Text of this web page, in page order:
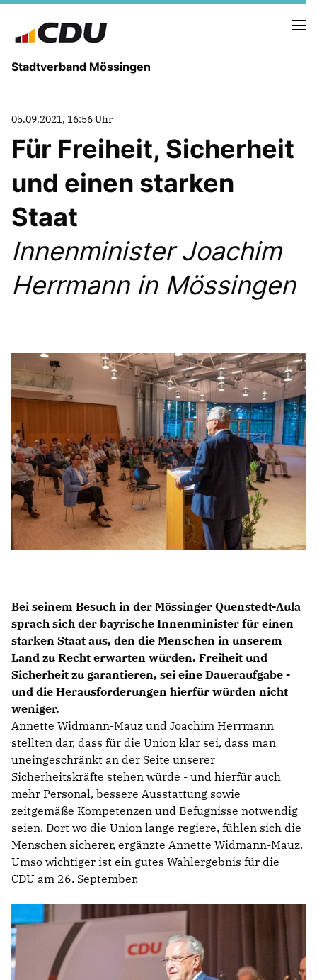
Stadtverband Mössingen
NEUIGKEITEN
ARCHIV
TERMINE
ABGEORDNETE
UNSERE GEMEINDERÄTE
SPORTSTÄTTENDIALOG
CHRONIK: 50 JAHRE STADTVERBAND
HISTORISCHE BILDERGALERIE
DOKUMENTATIONSFILM
Mitglied werden
SPENDEN
05.09.2021, 16:56 Uhr
Für Freiheit, Sicherheit
und einen starken
Staat
Innenminister Joachim
Herrmann in Mössingen
Bei seinem Besuch in der Mössinger Quenstedt-Aula
sprach sich der bayrische Innenminister für einen
starken Staat aus, den die Menschen in unserem
Land zu Recht erwarten würden. Freiheit und
Sicherheit zu garantieren, sei eine Daueraufgabe -
und die Herausforderungen hierfür würden nicht
weniger.
Annette Widmann-Mauz und Joachim Herrmann
stellten dar, dass für die Union klar sei, dass man
uneingeschränkt an der Seite unserer
Sicherheitskräfte stehen würde - und hierfür auch
mehr Personal, bessere Ausstattung sowie
zeitgemäße Kompetenzen und Befugnisse notwendig
seien. Dort wo die Union lange regiere, fühlen sich die
Menschen sicherer, ergänzte Annette Widmann-Mauz.
Umso wichtiger ist ein gutes Wahlergebnis für die
CDU am 26. September.